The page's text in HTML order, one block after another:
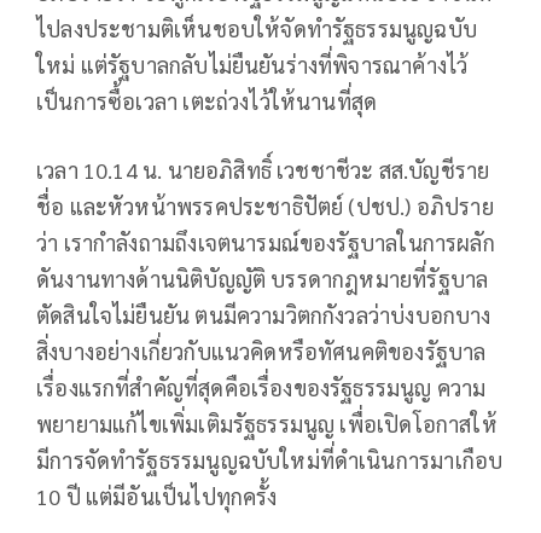
ไปลงประชามติเห็นชอบให้จัดทำรัฐธรรมนูญฉบับ
ใหม่ แต่รัฐบาลกลับไม่ยืนยันร่างที่พิจารณาค้างไว้
เป็นการซื้อเวลา เตะถ่วงไว้ให้นานที่สุด
เวลา 10.14 น. นายอภิสิทธิ์ เวชชาชีวะ สส.บัญชีราย
ชื่อ และหัวหน้าพรรคประชาธิปัตย์ (ปชป.) อภิปราย
ว่า เรากำลังถามถึงเจตนารมณ์ของรัฐบาลในการผลัก
ดันงานทางด้านนิติบัญญัติ บรรดากฎหมายที่รัฐบาล
ตัดสินใจไม่ยืนยัน ตนมีความวิตกกังวลว่าบ่งบอกบาง
สิ่งบางอย่างเกี่ยวกับแนวคิดหรือทัศนคติของรัฐบาล
เรื่องแรกที่สำคัญที่สุดคือเรื่องของรัฐธรรมนูญ ความ
พยายามแก้ไขเพิ่มเติมรัฐธรรมนูญ เพื่อเปิดโอกาสให้
มีการจัดทำรัฐธรรมนูญฉบับใหม่ที่ดำเนินการมาเกือบ
10 ปี แต่มีอันเป็นไปทุกครั้ง